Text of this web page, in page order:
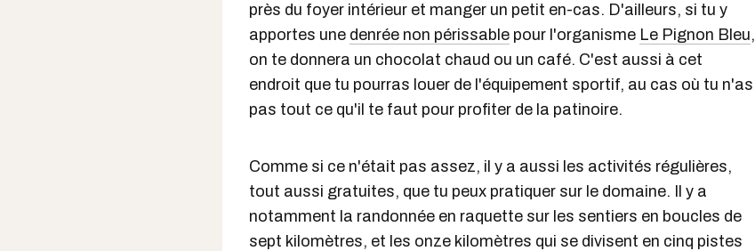
près du foyer intérieur et manger un petit en-cas. D'ailleurs, si tu y
apportes une denrée non périssable pour l'organisme Le Pignon Bleu,
on te donnera un chocolat chaud ou un café. C'est aussi à cet
endroit que tu pourras louer de l'équipement sportif, au cas où tu n'as
pas tout ce qu'il te faut pour profiter de la patinoire.
Comme si ce n'était pas assez, il y a aussi les activités régulières,
tout aussi gratuites, que tu peux pratiquer sur le domaine. Il y a
notamment la randonnée en raquette sur les sentiers en boucles de
sept kilomètres, et les onze kilomètres qui se divisent en cinq pistes